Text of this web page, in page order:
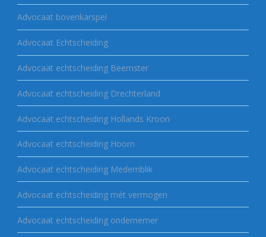
Advocaat bovenkarspel
Advocaat Echtscheiding
Advocaat echtscheiding Beemster
Advocaat echtscheiding Drechterland
Advocaat echtscheiding Hollands Kroon
Advocaat echtscheiding Hoorn
Advocaat echtscheiding Medemblik
Advocaat echtscheiding mét vermogen
Advocaat echtscheiding ondernemer